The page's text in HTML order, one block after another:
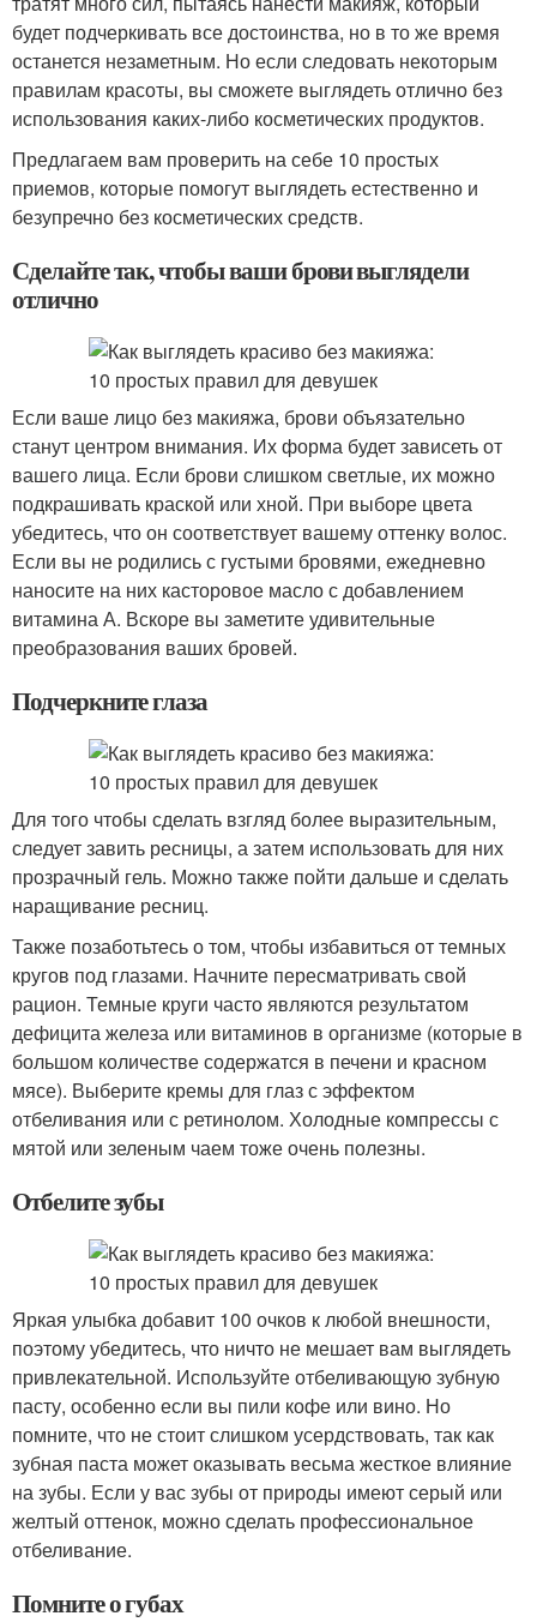
будет подчеркивать все достоинства, но в то же время
останется незаметным. Но если следовать некоторым
правилам красоты, вы сможете выглядеть отлично без
использования каких-либо косметических продуктов.
Предлагаем вам проверить на себе 10 простых
приемов, которые помогут выглядеть естественно и
безупречно без косметических средств.
Сделайте так, чтобы ваши брови выглядели
отлично
Если ваше лицо без макияжа, брови объязательно
станут центром внимания. Их форма будет зависеть от
вашего лица. Если брови слишком светлые, их можно
подкрашивать краской или хной. При выборе цвета
убедитесь, что он соответствует вашему оттенку волос.
Если вы не родились с густыми бровями, ежедневно
наносите на них касторовое масло с добавлением
витамина А. Вскоре вы заметите удивительные
преобразования ваших бровей.
Подчеркните глаза
Для того чтобы сделать взгляд более выразительным,
следует завить ресницы, а затем использовать для них
прозрачный гель. Можно также пойти дальше и сделать
наращивание ресниц.
Также позаботьтесь о том, чтобы избавиться от темных
кругов под глазами. Начните пересматривать свой
рацион. Темные круги часто являются результатом
дефицита железа или витаминов в организме (которые в
большом количестве содержатся в печени и красном
мясе). Выберите кремы для глаз с эффектом
отбеливания или с ретинолом. Холодные компрессы с
мятой или зеленым чаем тоже очень полезны.
Отбелите зубы
Яркая улыбка добавит 100 очков к любой внешности,
поэтому убедитесь, что ничто не мешает вам выглядеть
привлекательной. Используйте отбеливающую зубную
пасту, особенно если вы пили кофе или вино. Но
помните, что не стоит слишком усердствовать, так как
зубная паста может оказывать весьма жесткое влияние
на зубы. Если у вас зубы от природы имеют серый или
желтый оттенок, можно сделать профессиональное
отбеливание.
Помните о губах